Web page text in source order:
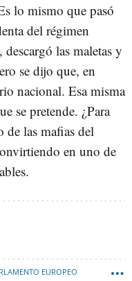
lo mismo que pasó
del régimen
las maletas y
se dijo que, en
nacional. Esa misma
se pretende. ¿Para
de las mafias del
en uno de
EUROPEO